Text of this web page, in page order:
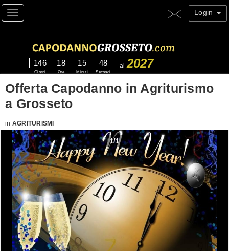
Toggle navigation Login
146
Giorni
18
Ore
15
Minuti
47
Secondi
al 2027
Offerta Capodanno in Agriturismo
a Grosseto
in AGRITURISMI
1/1